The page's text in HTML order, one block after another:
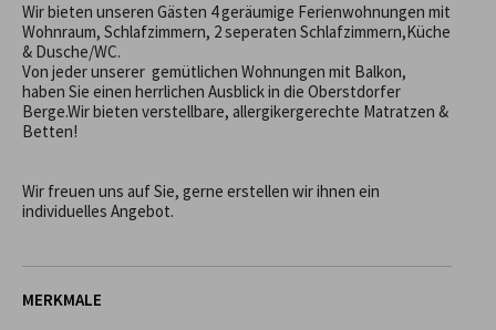
Wir bieten unseren Gästen 4 geräumige Ferienwohnungen mit
Wohnraum, Schlafzimmern, 2 seperaten Schlafzimmern,Küche
& Dusche/WC.
Von jeder unserer  gemütlichen Wohnungen mit Balkon,
haben Sie einen herrlichen Ausblick in die Oberstdorfer
Berge.Wir bieten verstellbare, allergikergerechte Matratzen &
Betten!
Wir freuen uns auf Sie, gerne erstellen wir ihnen ein
individuelles Angebot.
MERKMALE